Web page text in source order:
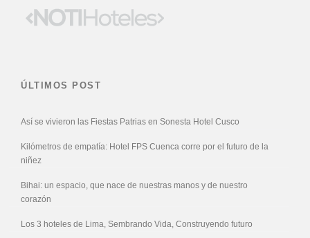
ÚLTIMOS POST
Así se vivieron las Fiestas Patrias en Sonesta Hotel Cusco
Kilómetros de empatía: Hotel FPS Cuenca corre por el futuro de la
niñez
Bihai: un espacio, que nace de nuestras manos y de nuestro
corazón
Los 3 hoteles de Lima, Sembrando Vida, Construyendo futuro